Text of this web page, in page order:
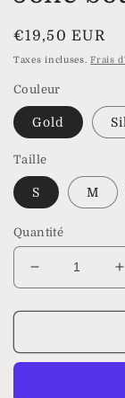
Prix
habituel
€19,50 EUR
Taxes incluses. Frais
Couleur
Gold
Taille
S M
Quantité
Réduire
la
quantité
Jonc